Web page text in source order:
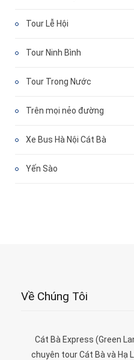
Tour Lễ Hội
Tour Ninh Bình
Tour Trong Nước
Trên mọi nẻo đường
Xe Bus Hà Nội Cát Bà
Yến Sào
Về Chúng Tôi
Cát Bà Express (Green
chuyên tour Cát Bà và Hạ